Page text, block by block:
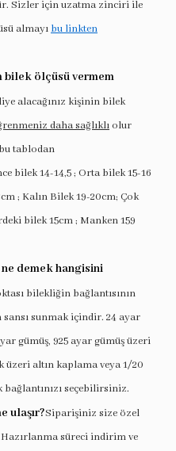
Sizler için uzatma zinciri ile
almayı bu linkten
bilek ölçüsü vermem
alacağınız kişinin bilek
daha sağlıklı olur
tablodan
bilek 14-14,5 ; Orta bilek 15-16
; Kalın Bilek 19-20cm; Çok
bilek 15cm ; Manken 159
demek hangisini
bilekliğin bağlantısının
sunmak içindir. 24 ayar
gümüş, 925 ayar gümüş üzeri
üzeri altın kaplama veya 1/20
seçebilirsiniz.
ulaşır?Siparişiniz size özel
süreci indirim ve